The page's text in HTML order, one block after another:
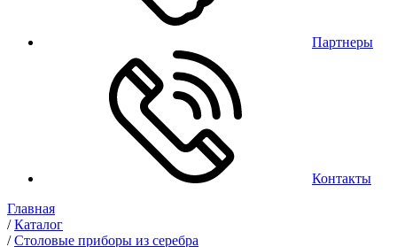
Партнеры
Контакты
Главная
/Каталог
/Столовые приборы из серебра